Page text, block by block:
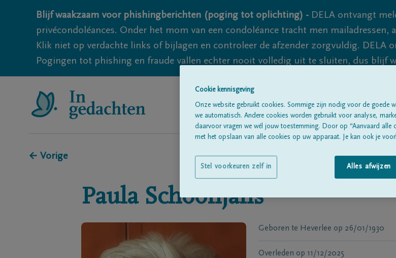
Blijf waakzaam voor phishingberichten (poging tot oplichting) - DELA ontvangt
privécondoléances. Onder het mom van een condoléance tracht men mailadressen,
Klik niet op verdachte links of bijlagen en controleer de afzender zorgvuldig. DELA
Pogingen tot phishing en fraude vallen echter nooit volledig uit te sluiten, dus blijf
Alle
← Vorige
Paula Schoonjans
Geboren te Heverlee op 26/01/1930
Overleden op 11/12/2025
Cookie kennisgeving
Onze website gebruikt cookies. Sommige zijn nodig voor de goede
we automatisch. Andere cookies worden gebruikt voor analyse,
daarvoor vragen we wél jouw toestemming. Door op “Aanvaard alle
met het opslaan van alle cookies op uw apparaat. Je kan ook je
Alles afwijzen
Stel voorkeuren zelf in